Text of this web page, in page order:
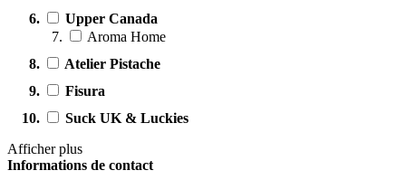
Upper Canada
Aroma Home
Atelier Pistache
Fisura
Suck UK & Luckies
Afficher plus
Informations de contact